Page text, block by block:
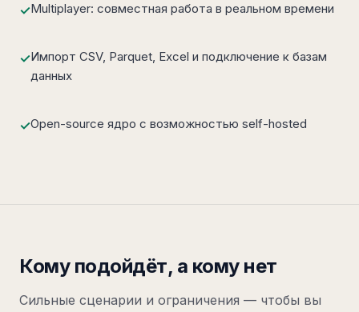
✓Multiplayer: совместная работа в реальном времени
✓Импорт CSV, Parquet, Excel и подключение к базам
данных
✓Open-source ядро с возможностью self-hosted
Кому подойдёт, а кому нет
Сильные сценарии и ограничения — чтобы вы